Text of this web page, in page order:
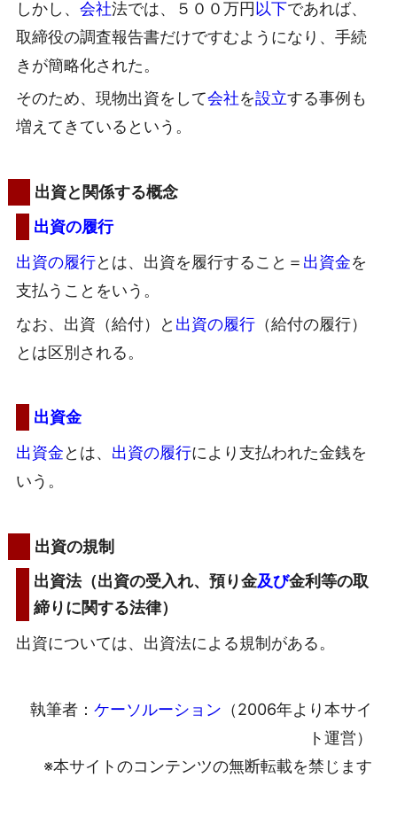
しかし、 会社法では、５００万円 以下であれば、
取締役の調査報告書だけですむようになり、手続
きが簡略化された。
そのため、現物出資をして会社を設立する事例も
増えてきているという。
出資と関係する概念
出資の履行
出資の履行とは、出資を履行すること＝ 出資金を
支払うことをいう。
なお、出資（給付）と 出資の履行 （給付の履行）
とは区別される。
出資金
出資金とは、 出資の履行により支払われた金銭を
いう。
出資の規制
出資法（出資の受入れ、預り金及び金利等の取
締りに関する法律）
出資については、出資法による規制がある。
執筆者： ケーソルーション （2006年より本サイ
ト運営）
※本サイトのコンテンツの無断転載を禁じます